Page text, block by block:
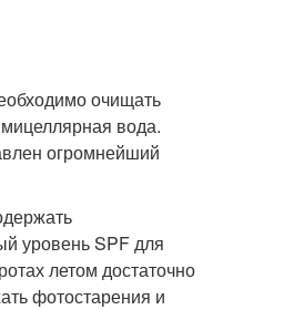
очищать
вода.
огромнейший
уровень SPF для
летом достаточно
фотостарения и